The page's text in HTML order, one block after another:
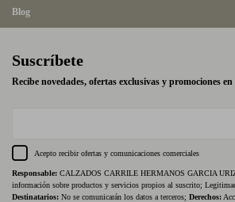
Blog
Suscríbete
Recibe novedades, ofertas exclusivas y promociones
Acepto recibir ofertas y comunicaciones comerciales
Responsable: CALZADOS CARRILE HERMANOS GARCIA
información sobre productos y servicios propios al suscrito;
Destinatarios: No se comunicarán los datos a terceros; Derechos: